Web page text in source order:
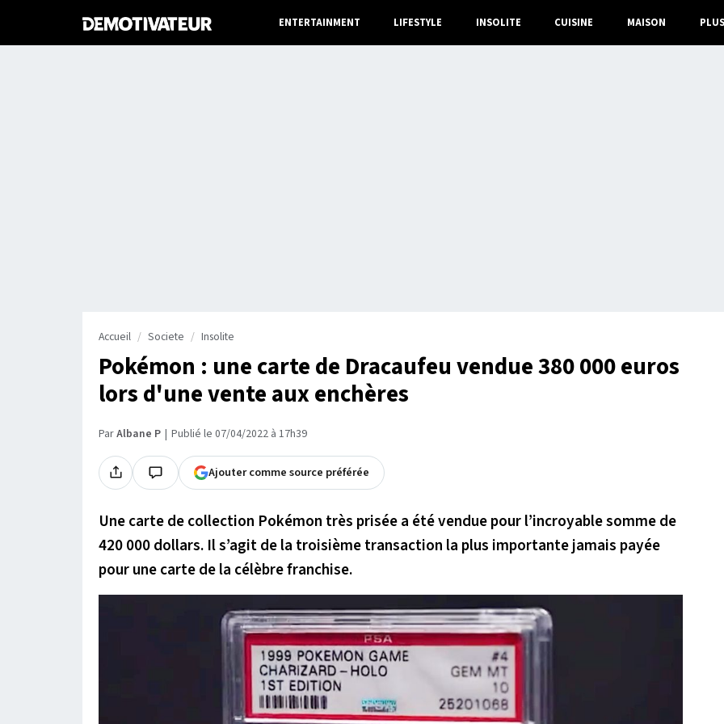
ENTERTAINMENT LIFESTYLE INSOLITE CUISINE MAISON PLUS
Accueil Societe Insolite
Pokémon : une carte de Dracaufeu vendue 380 000 euros
lors d'une vente aux enchères
ParAlbane P Publié le 07/04/2022 à 17h39
Ajouter comme source préférée
Une carte de collection Pokémon très prisée a été vendue pour l’incroyable somme de
420 000 dollars. Il s’agit de la troisième transaction la plus importante jamais payée
pour une carte de la célèbre franchise.